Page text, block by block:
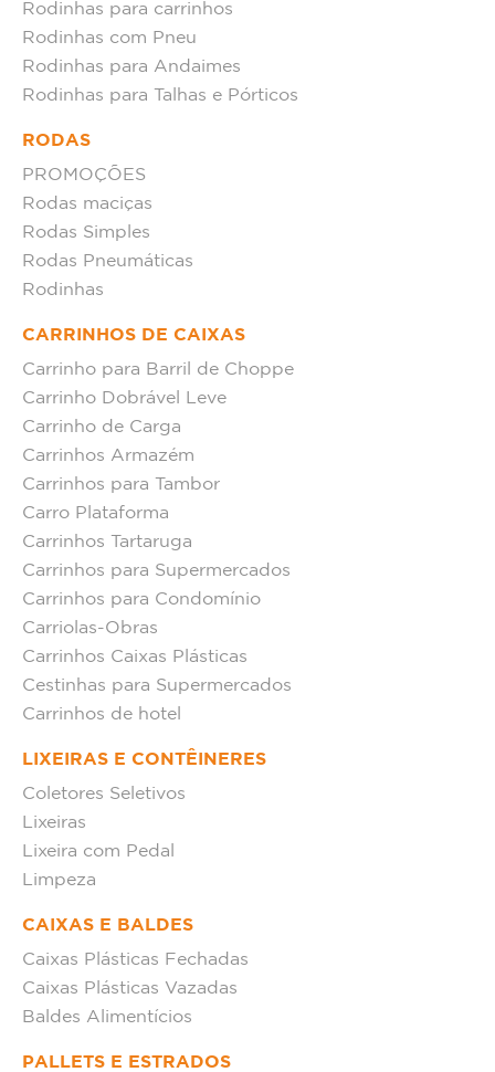
Rodinhas para carrinhos
Rodinhas com Pneu
Rodinhas para Andaimes
Rodinhas para Talhas e Pórticos
RODAS
PROMOÇÕES
Rodas maciças
Rodas Simples
Rodas Pneumáticas
Rodinhas
CARRINHOS DE CAIXAS
Carrinho para Barril de Choppe
Carrinho Dobrável Leve
Carrinho de Carga
Carrinhos Armazém
Carrinhos para Tambor
Carro Plataforma
Carrinhos Tartaruga
Carrinhos para Supermercados
Carrinhos para Condomínio
Carriolas-Obras
Carrinhos Caixas Plásticas
Cestinhas para Supermercados
Carrinhos de hotel
LIXEIRAS E CONTÊINERES
Coletores Seletivos
Lixeiras
Lixeira com Pedal
Limpeza
CAIXAS E BALDES
Caixas Plásticas Fechadas
Caixas Plásticas Vazadas
Baldes Alimentícios
PALLETS E ESTRADOS